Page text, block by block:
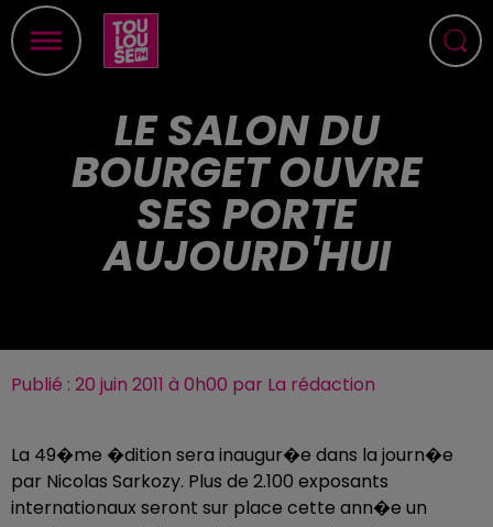
LE SALON DU
BOURGET OUVRE
SES PORTE
AUJOURD'HUI
Publié : 20 juin 2011 à 0h00 par La rédaction
La 49�me �dition sera inaugur�e dans la journ�e
par Nicolas Sarkozy. Plus de 2.100 exposants
internationaux seront sur place cette ann�e un